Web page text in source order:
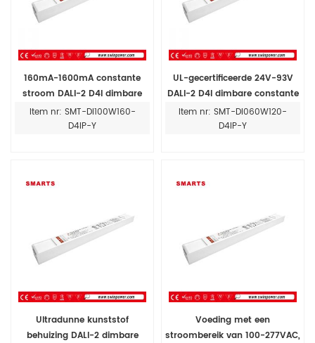
160mA-1600mA constante
stroom DALI-2 D4I dimbare
100W led driver voeding voor
ledverlichting
Item nr: SMT-DI100W160-
D4IP-Y
UL-gecertificeerde 24V-93V
DALI-2 D4I dimbare constante
stroom 60W led-driver voor
binnen
Item nr: SMT-DI060W120-
D4IP-Y
Ultradunne kunststof
behuizing DALI-2 dimbare
Voeding met een
stroombereik van 100-277VAC,